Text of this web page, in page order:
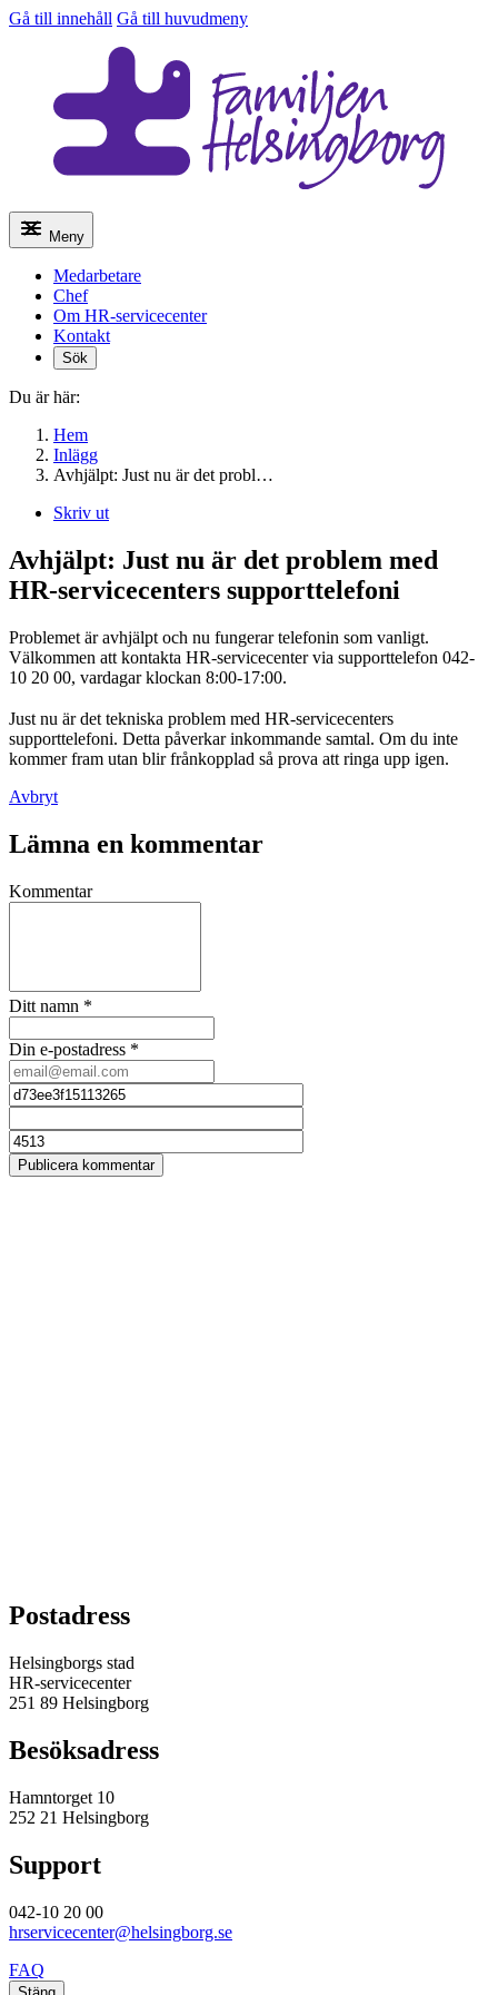
Gå till innehåll Gå till huvudmeny
Meny
Medarbetare
Chef
Om HR-servicecenter
Kontakt
Sök
Du är här:
Hem
Inlägg
Avhjälpt: Just nu är det probl…
Skriv ut
Avhjälpt: Just nu är det problem med
HR-servicecenters supporttelefoni
Problemet är avhjälpt och nu fungerar telefonin som vanligt.
Välkommen att kontakta HR-servicecenter via supporttelefon 042-
10 20 00, vardagar klockan 8:00-17:00.
Just nu är det tekniska problem med HR-servicecenters
supporttelefoni. Detta påverkar inkommande samtal. Om du inte
kommer fram utan blir frånkopplad så prova att ringa upp igen.
Avbryt
Lämna en kommentar
Kommentar
Ditt namn *
Din e-postadress *
Publicera kommentar
Postadress
Helsingborgs stad
HR-servicecenter
251 89 Helsingborg
Besöksadress
Hamntorget 10
252 21 Helsingborg
Support
042-10 20 00
hrservicecenter@helsingborg.se
FAQ